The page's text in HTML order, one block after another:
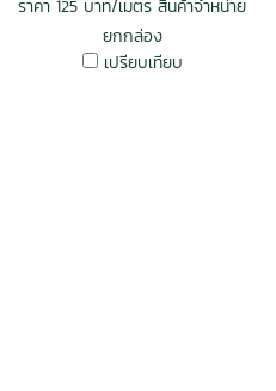
ราคา 125 บาท/เมตร สินค้าจำหน่าย
ยกกล่อง
เปรียบเทียบ